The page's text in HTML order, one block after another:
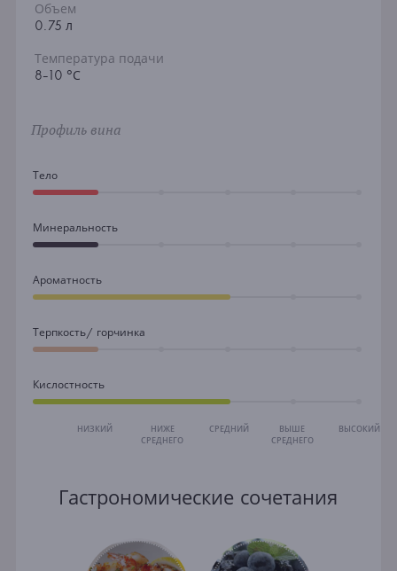
Объем
0.75 л
Температура подачи
8-10 °С
Профиль вина
Тело
Минеральность
Ароматность
Терпкость/ горчинка
Кислостность
НИЗКИЙ
НИЖЕ
СРЕДНЕГО
СРЕДНИЙ
ВЫШЕ
СРЕДНЕГО
ВЫСОКИЙ
Гастрономические сочетания